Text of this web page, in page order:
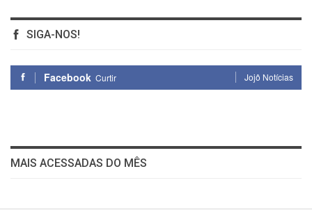
SIGA-NOS!
Facebook Curtir Jojô Notícias
MAIS ACESSADAS DO MÊS